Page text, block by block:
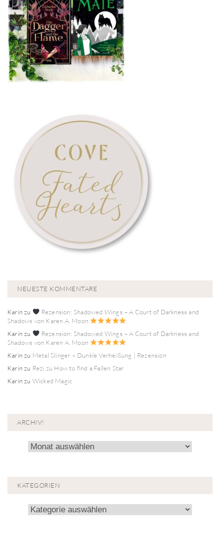
NEUESTE KOMMENTARE
Karinzu
Rezension: Shadowed Wings – A Court of Darkness and
Shadows von Karen A. Moon
Karinzu
Rezension: Shadowed Wings – A Court of Darkness and
Shadows von Karen A. Moon
Karinzu Metal Slinger – Dunkle Verheißung | Rezension
Karinzu Rezi zu How to find a Fallen Star
Karinzu Wicked Magic
ARCHIV!
Archiv!
KATEGORIEN
Kategorien